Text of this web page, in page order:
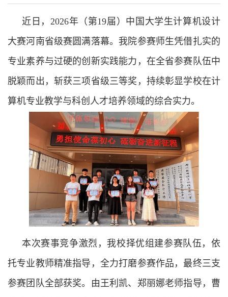
近日，2026年（第19届）中国大学生计算机设计
大赛河南省级赛圆满落幕。我院参赛师生凭借扎实的
专业素养与过硬的创新实践能力，在全省参赛队伍中
脱颖而出，斩获三项省级三等奖，持续彰显学校在计
算机专业教学与科创人才培养领域的综合实力。
本次赛事竞争激烈，我校择优组建参赛队伍，依
托专业教师精准指导，全力打磨参赛作品，最终三支
参赛团队全部获奖。由王利凯、郑丽娜老师指导，曹